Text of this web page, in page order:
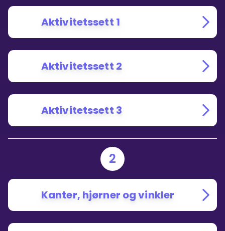
Aktivitetssett 1
Aktivitetssett 2
Aktivitetssett 3
2
Kanter, hjørner og vinkler